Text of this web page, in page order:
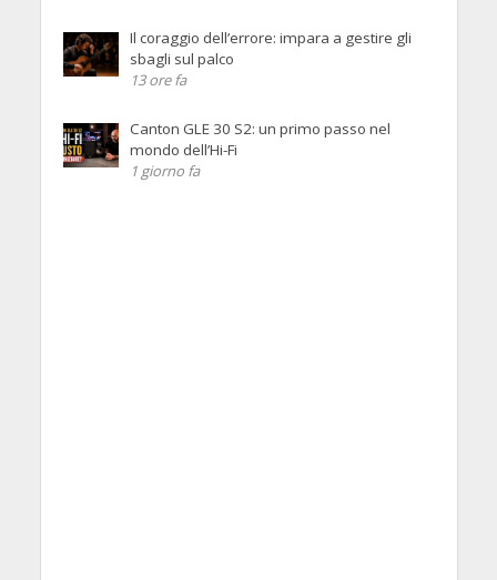
Il coraggio dell’errore: impara a gestire gli
sbagli sul palco
13 ore fa
Canton GLE 30 S2: un primo passo nel
mondo dell’Hi-Fi
1 giorno fa